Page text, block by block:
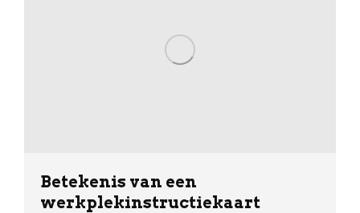
Betekenis van een
werkplekinstructiekaart